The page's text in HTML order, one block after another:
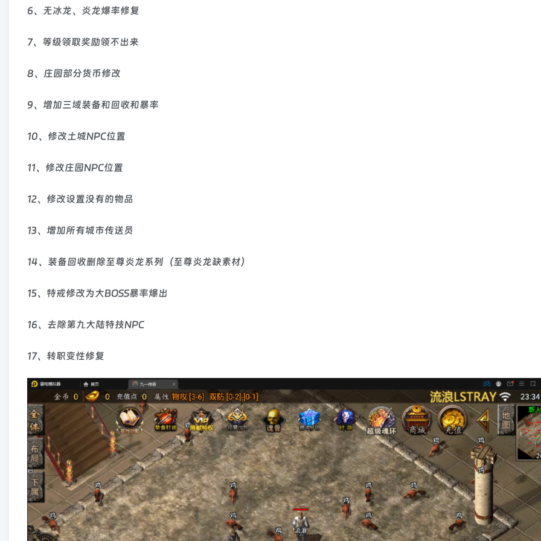
6、无冰龙、炎龙爆率修复
7、等级领取奖励领不出来
8、庄园部分货币修改
9、增加三域装备和回收和暴率
10、修改土城NPC位置
11、修改庄园NPC位置
12、修改设置没有的物品
13、增加所有城市传送员
14、装备回收删除至尊炎龙系列（至尊炎龙缺素材）
15、特戒修改为大BOSS暴率爆出
16、去除第九大陆特技NPC
17、转职变性修复